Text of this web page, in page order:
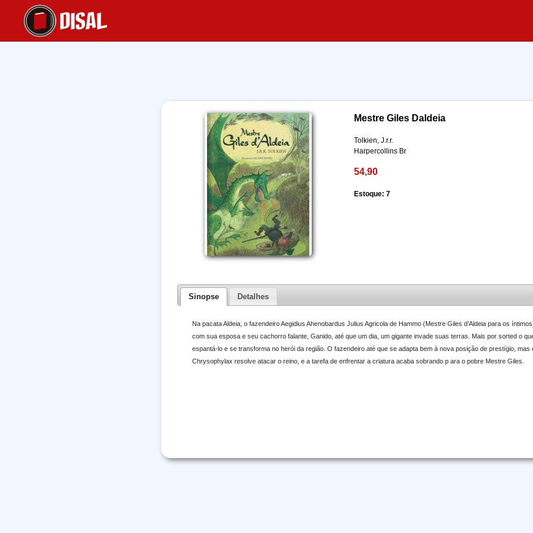
Mestre Giles Daldeia
Tolkien, J.r.r.
Harpercollins Br
54,90
Estoque: 7
Sinopse Detalhes
Na pacata Aldeia, o fazendeiro Aegidius Ahenobardus Julius Agricola de Hammo (Mestre Giles d’Aldeia para os
com sua esposa e seu cachorro falante, Ganido, até que um dia, um gigante invade suas terras. Mais por sorted o
espantá-lo e se transforma no herói da região. O fazendeiro até que se adapta bem à nova posição de prestígio, mas
Chrysophylax resolve atacar o reino, e a tarefa de enfrentar a criatura acaba sobrando p ara o pobre Mestre Giles.